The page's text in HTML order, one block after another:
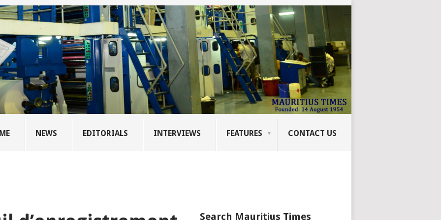
NEWS EDITORIALS INTERVIEWS FEATURES CONTACT US
Search Mauritius Times